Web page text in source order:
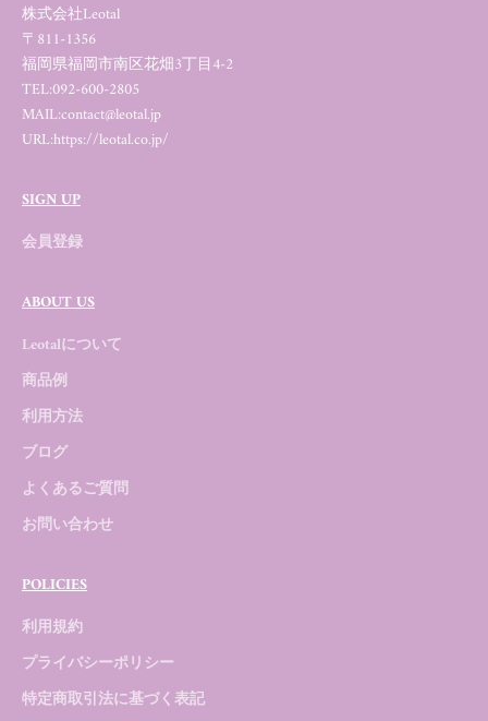
株式会社Leotal
〒811-1356
福岡県福岡市南区花畑3丁目4-2
TEL:092-600-2805
MAIL:contact@leotal.jp
URL:https://leotal.co.jp/
SIGN UP
会員登録
ABOUT US
Leotalについて
商品例
利用方法
ブログ
よくあるご質問
お問い合わせ
POLICIES
利用規約
プライバシーポリシー
特定商取引法に基づく表記